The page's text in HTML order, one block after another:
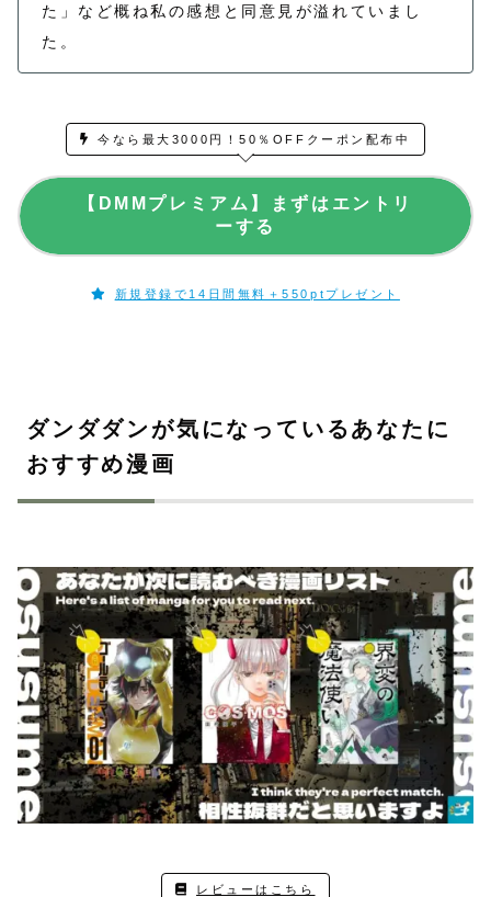
た」など概ね私の感想と同意見が溢れていまし
た。
今なら最大3000円！50％OFFクーポン配布中
【DMMプレミアム】まずはエントリ
ーする
新規登録で14日間無料＋550ptプレゼント
ダンダダンが気になっているあなたに
おすすめ漫画
レビューはこちら